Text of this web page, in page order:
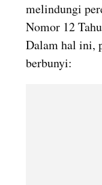
melindungi
Nomor 12
Dalam hal ini,
berbunyi: